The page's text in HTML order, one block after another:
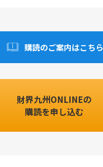
購読のご案内はこちら
財界九州ONLINEの
購読を申し込む